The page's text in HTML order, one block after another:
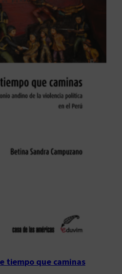
tiempo que caminas